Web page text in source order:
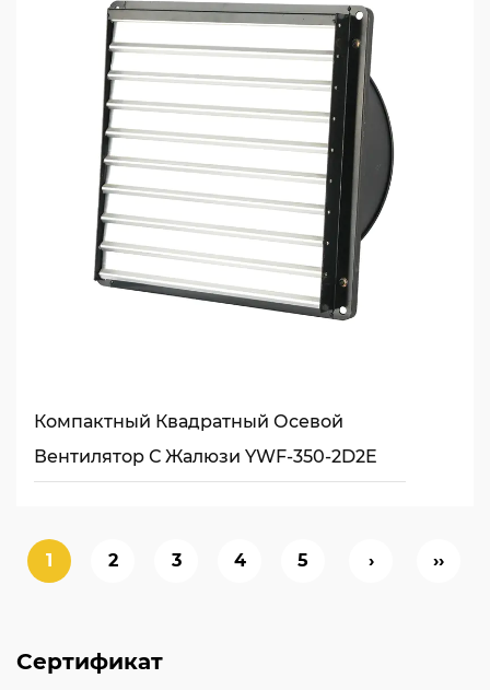
Компактный Квадратный Осевой
Вентилятор С Жалюзи YWF-350-2D2E
1 2 3 4 5 › ››
Сертификат